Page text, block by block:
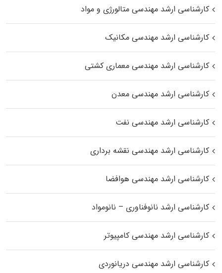
کارشناسی ارشد مهندسی متالورژی و مواد
کارشناسی ارشد مهندسی مکانیک
کارشناسی ارشد مهندسی معماری کشتی
کارشناسی ارشد مهندسی معدن
کارشناسی ارشد مهندسی نفت
کارشناسی ارشد مهندسی نقشه برداری
کارشناسی ارشد مهندسی هوافضا
کارشناسی ارشد نانوفناوری – نانومواد
کارشناسی ارشد مهندسی کامپیوتر
کارشناسی ارشد مهندسی دریانوردی